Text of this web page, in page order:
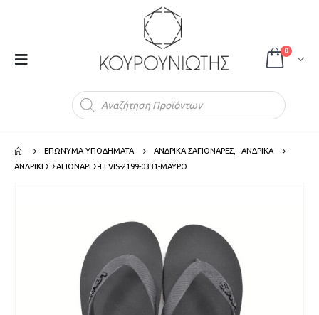
0
ΕΠΩΝΥΜΑ ΥΠΟΔΗΜΑΤΑ ΑΝΔΡΙΚΑ ΣΑΓΙΟΝΑΡΕΣ
ΑΝΔΡΙΚΑ
ΑΝΔΡΙΚΕΣ ΣΑΓΙΟΝΑΡΕΣ-LEVIS-2199-0331-ΜΑΥΡΟ